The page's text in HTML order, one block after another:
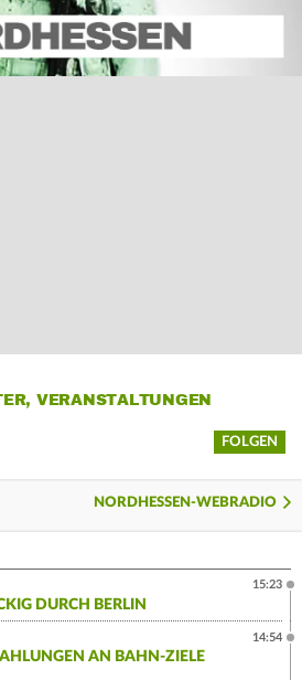
VERANSTALTUNGEN
FOLGEN
NORDHESSEN-WEBRADIO
DURCH BERLIN
15:23
AN BAHN-ZIELE
14:54